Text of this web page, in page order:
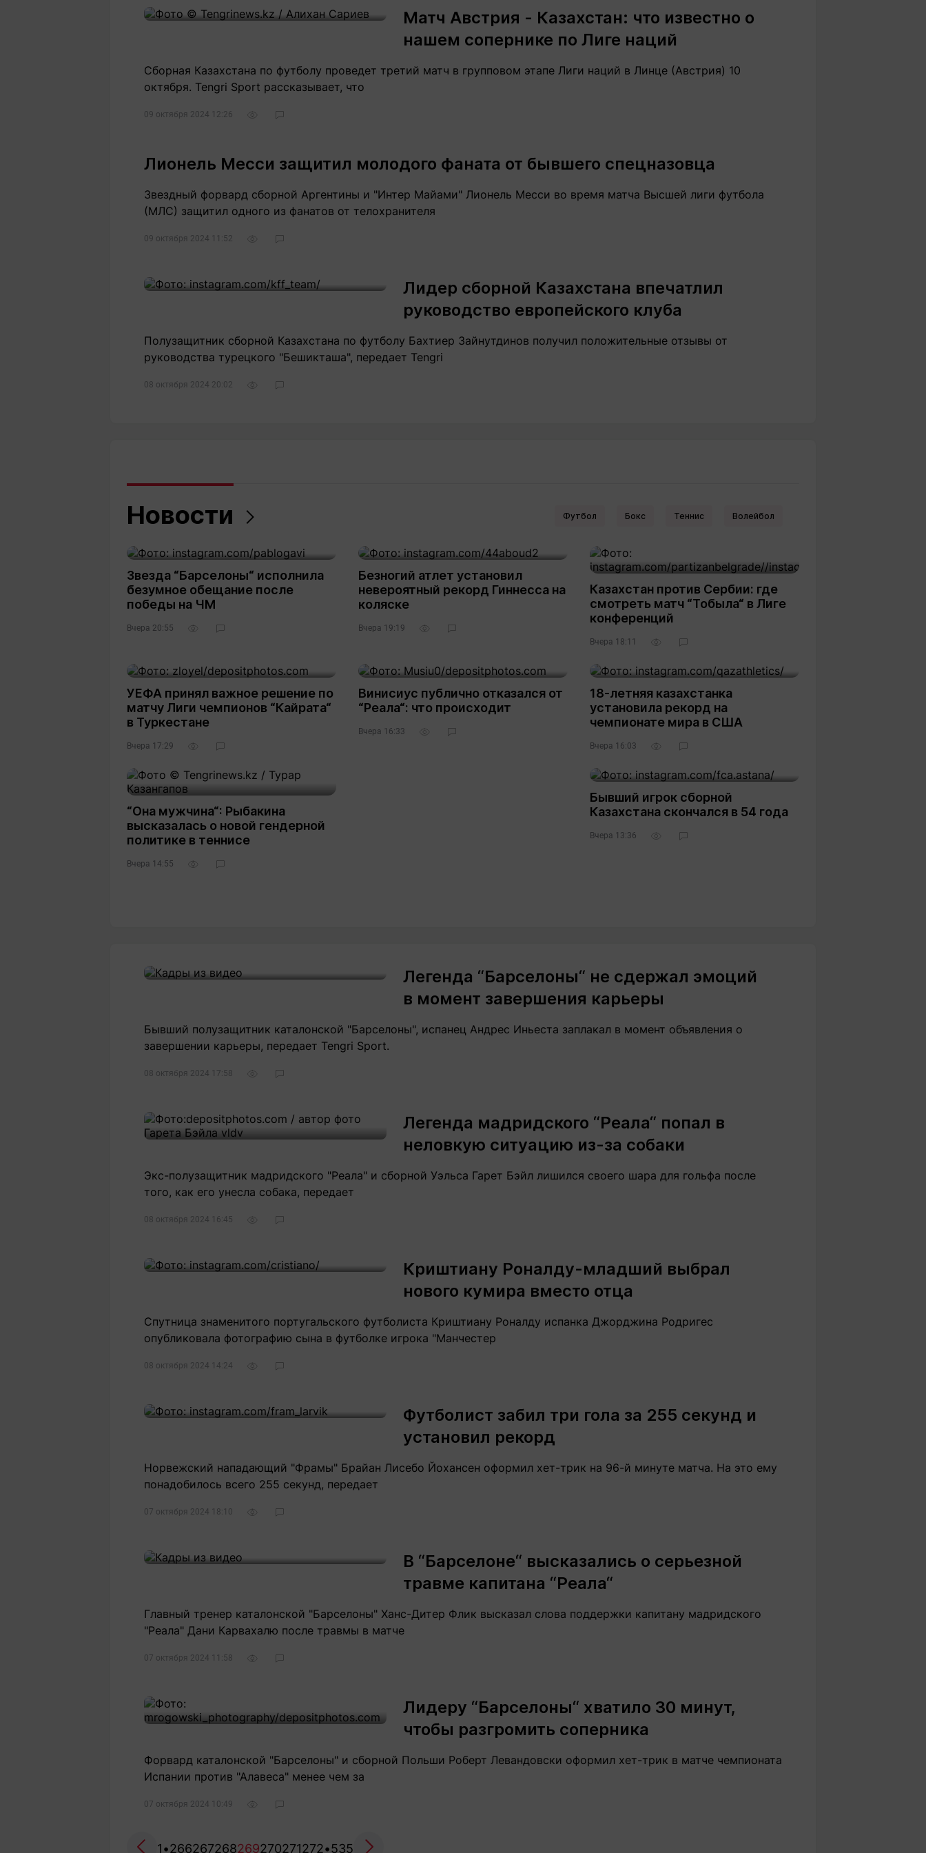
Матч Австрия - Казахстан: что известно о
нашем сопернике по Лиге наций
Сборная Казахстана по футболу проведет третий матч в групповом этапе Лиги наций в Линце (Австрия) 10
октября. Tengri Sport рассказывает, что
09 октября 2024 12:26
Лионель Месси защитил молодого фаната от бывшего спецназовца
Звездный форвард сборной Аргентины и "Интер Майами" Лионель Месси во время матча Высшей лиги футбола
(МЛС) защитил одного из фанатов от телохранителя
09 октября 2024 11:52
Лидер сборной Казахстана впечатлил
руководство европейского клуба
Полузащитник сборной Казахстана по футболу Бахтиер Зайнутдинов получил положительные отзывы от
руководства турецкого "Бешикташа", передает Tengri
08 октября 2024 20:02
Новости Футбол Бокс Теннис Волейбол
Звезда “Барселоны“ исполнила
безумное обещание после
победы на ЧМ
Вчера 20:55
Безногий атлет установил
невероятный рекорд Гиннесса на
коляске
Вчера 19:19
Казахстан против Сербии: где
смотреть матч “Тобыла“ в Лиге
конференций
Вчера 18:11
УЕФА принял важное решение по
матчу Лиги чемпионов “Кайрата“
в Туркестане
Вчера 17:29
Винисиус публично отказался от
“Реала“: что происходит
Вчера 16:33
18-летняя казахстанка
установила рекорд на
чемпионате мира в США
Вчера 16:03
“Она мужчина“: Рыбакина
высказалась о новой гендерной
политике в теннисе
Вчера 14:55
Бывший игрок сборной
Казахстана скончался в 54 года
Вчера 13:36
Легенда “Барселоны“ не сдержал эмоций
в момент завершения карьеры
Бывший полузащитник каталонской "Барселоны", испанец Андрес Иньеста заплакал в момент объявления о
завершении карьеры, передает Tengri Sport.
08 октября 2024 17:58
Легенда мадридского “Реала“ попал в
неловкую ситуацию из-за собаки
Экс-полузащитник мадридского "Реала" и сборной Уэльса Гарет Бэйл лишился своего шара для гольфа после
того, как его унесла собака, передает
08 октября 2024 16:45
Криштиану Роналду-младший выбрал
нового кумира вместо отца
Спутница знаменитого португальского футболиста Криштиану Роналду испанка Джорджина Родригес
опубликовала фотографию сына в футболке игрока "Манчестер
08 октября 2024 14:24
Футболист забил три гола за 255 секунд и
установил рекорд
Норвежский нападающий "Фрамы" Брайан Лисебо Йохансен оформил хет-трик на 96-й минуте матча. На это ему
понадобилось всего 255 секунд, передает
07 октября 2024 18:10
В “Барселоне“ высказались о серьезной
травме капитана “Реала“
Главный тренер каталонской "Барселоны" Ханс-Дитер Флик высказал слова поддержки капитану мадридского
"Реала" Дани Карвахалю после травмы в матче
07 октября 2024 11:58
Лидеру “Барселоны“ хватило 30 минут,
чтобы разгромить соперника
Форвард каталонской "Барселоны" и сборной Польши Роберт Левандовски оформил хет-трик в матче чемпионата
Испании против "Алавеса" менее чем за
07 октября 2024 10:49
1•266267268269270271272•535